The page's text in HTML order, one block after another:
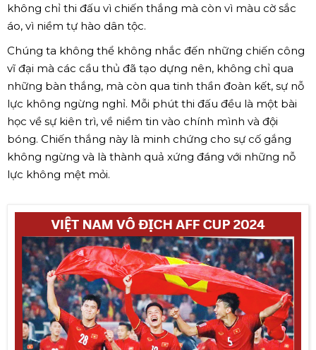
không chỉ thi đấu vì chiến thắng mà còn vì màu cờ sắc
áo, vì niềm tự hào dân tộc.
Chúng ta không thể không nhắc đến những chiến công
vĩ đại mà các cầu thủ đã tạo dựng nên, không chỉ qua
những bàn thắng, mà còn qua tinh thần đoàn kết, sự nỗ
lực không ngừng nghỉ. Mỗi phút thi đấu đều là một bài
học về sự kiên trì, về niềm tin vào chính mình và đội
bóng. Chiến thắng này là minh chứng cho sự cố gắng
không ngừng và là thành quả xứng đáng với những nỗ
lực không mệt mỏi.